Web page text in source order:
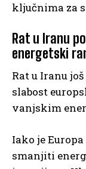
ključnima za
Rat u Iranu
energetski
Rat u Iranu
slabost
vanjskim
Iako je
smanjiti